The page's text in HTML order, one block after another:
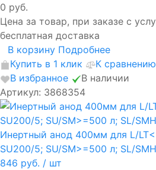
0 руб.
Цена за товар, при заказе с
бесплатная доставка
В корзину Подробнее
Купить в 1 клик
К сравнению
В избранное
В наличии
Артикул: 3868354
Инертный анод 400мм для L/
SU200/5; SU/SM>=500 л; SL/
846 руб. / шт